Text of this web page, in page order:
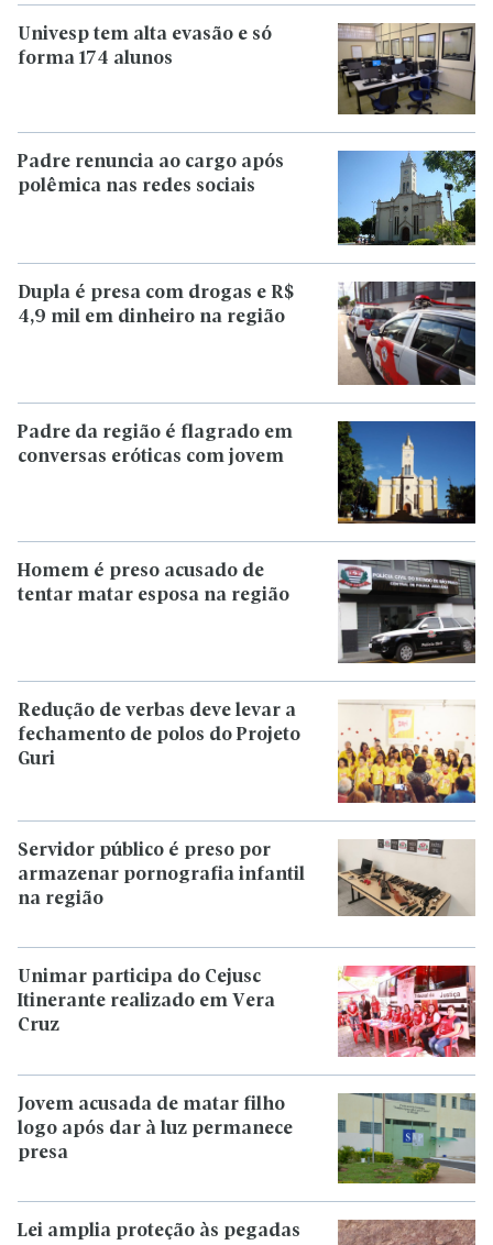
Univesp tem alta evasão e só
forma 174 alunos
Padre renuncia ao cargo após
polêmica nas redes sociais
Dupla é presa com drogas e R$
4,9 mil em dinheiro na região
Padre da região é flagrado em
conversas eróticas com jovem
Homem é preso acusado de
tentar matar esposa na região
Redução de verbas deve levar a
fechamento de polos do Projeto
Guri
Servidor público é preso por
armazenar pornografia infantil
na região
Unimar participa do Cejusc
Itinerante realizado em Vera
Cruz
Jovem acusada de matar filho
logo após dar à luz permanece
presa
Lei amplia proteção às pegadas